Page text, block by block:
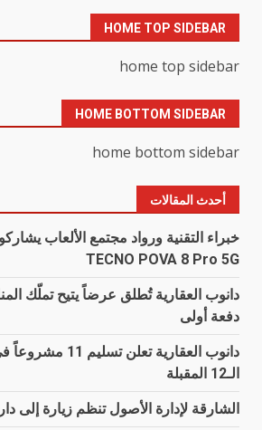
HOME TOP SIDEBAR
home top sidebar
HOME BOTTOM SIDEBAR
home bottom sidebar
أحدث المقالات
خبراء التقنية ورواد مجتمع الألعاب
TECNO POVA 8 Pro 5G
دانوب العقارية تُطلق عرضاً يتيح تملّك
دفعة أولى
دانوب العقارية
الـ12 المقبلة
الشارقة لإدارة الأصول تنظم زيارة إلى